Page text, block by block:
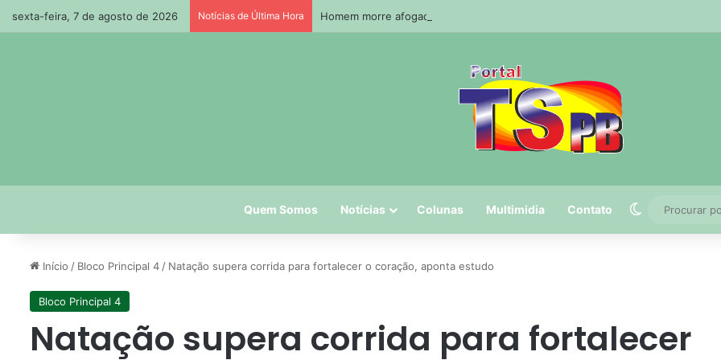
sexta-feira, 7 de agosto de 2026 Notícias de Última Hora Homem morre afogado durante pescaria em açude no agreste paraibano
Quem Somos Notícias Colunas Multimidia Contato Switch skin
Início / Bloco Principal 4 / Natação supera corrida para fortalecer o coração, aponta estudo
Bloco Principal 4
Natação supera corrida para fortalecer